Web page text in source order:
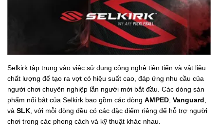
Selkirk tập trung vào việc sử dụng công nghệ tiên tiến và vật liệu
chất lượng để tạo ra vợt có hiệu suất cao, đáp ứng nhu cầu của
người chơi chuyên nghiệp lẫn người mới bắt đầu. Các dòng sản
phẩm nổi bật của Selkirk bao gồm các dòng AMPED Vanguard
và SLK , với mỗi dòng đều có các đặc điểm riêng để hỗ trợ người
chơi trong các phong cách và kỹ thuật khác nhau.